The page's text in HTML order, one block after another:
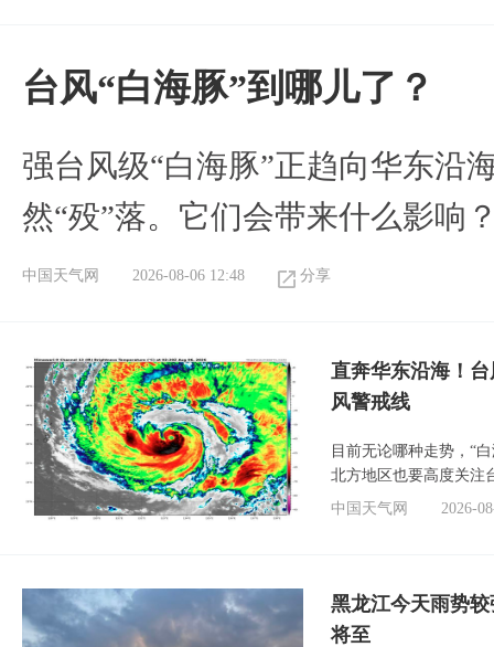
台风“白海豚”到哪儿了？
强台风级“白海豚”正趋向华东沿
然“殁”落。它们会带来什么影响
中国天气网 2026-08-06 12:48 分享
直奔华东沿海！
风警戒线
目前无论哪种走势，“
北方地区也要高度关注
中国天气网
2026-
黑龙江今天雨势
将至